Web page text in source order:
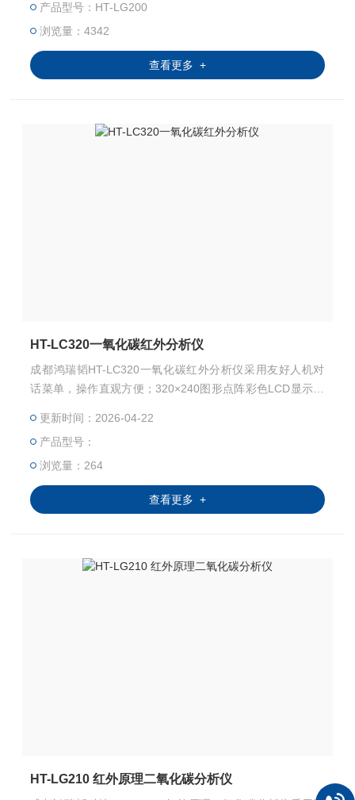
产品型号：HT-LG200
浏览量：4342
查看更多 +
HT-LC320一氧化碳红外分析仪
成都鸿瑞韬HT-LC320一氧化碳红外分析仪采用友好人机对
话菜单，操作直观方便；320×240图形点阵彩色LCD显示，
快、精度高、漂移量极小、校准周期长等特点
更新时间：2026-04-22
产品型号：
浏览量：264
查看更多 +
HT-LG210 红外原理二氧化碳分析仪